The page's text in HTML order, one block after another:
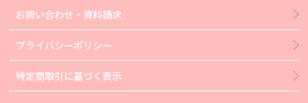
お問い合わせ・資料請求
プライバシーポリシー
特定商取引に基づく表示